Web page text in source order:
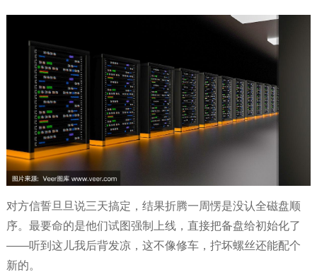
对方信誓旦旦说三天搞定，结果折腾一周愣是没认全磁盘顺
序。最要命的是他们试图强制上线，直接把备盘给初始化了
——听到这儿我后背发凉，这不像修车，拧坏螺丝还能配个
新的。